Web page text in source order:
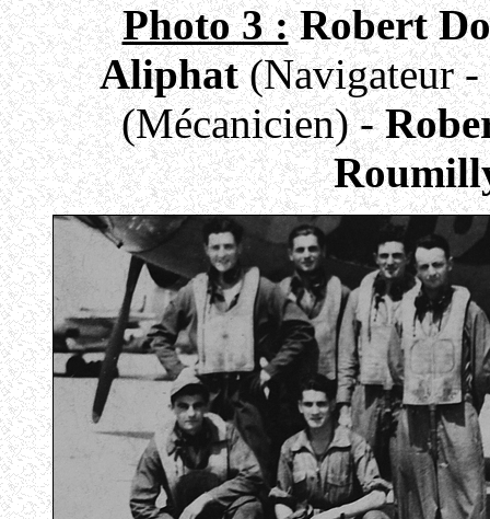
Photo 3 : Robert
Aliphat(Navigateur
(Mécanicien) -